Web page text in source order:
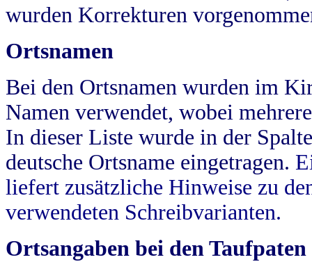
wurden Korrekturen
Ortsnamen
Bei den Ortsnamen wurden im
Namen verwendet, wobei
In dieser Liste wurde in der
deutsche Ortsname eingetragen.
liefert zusätzliche Hinweise zu
verwendeten Schreibvarianten.
Ortsangaben bei den Taufpaten